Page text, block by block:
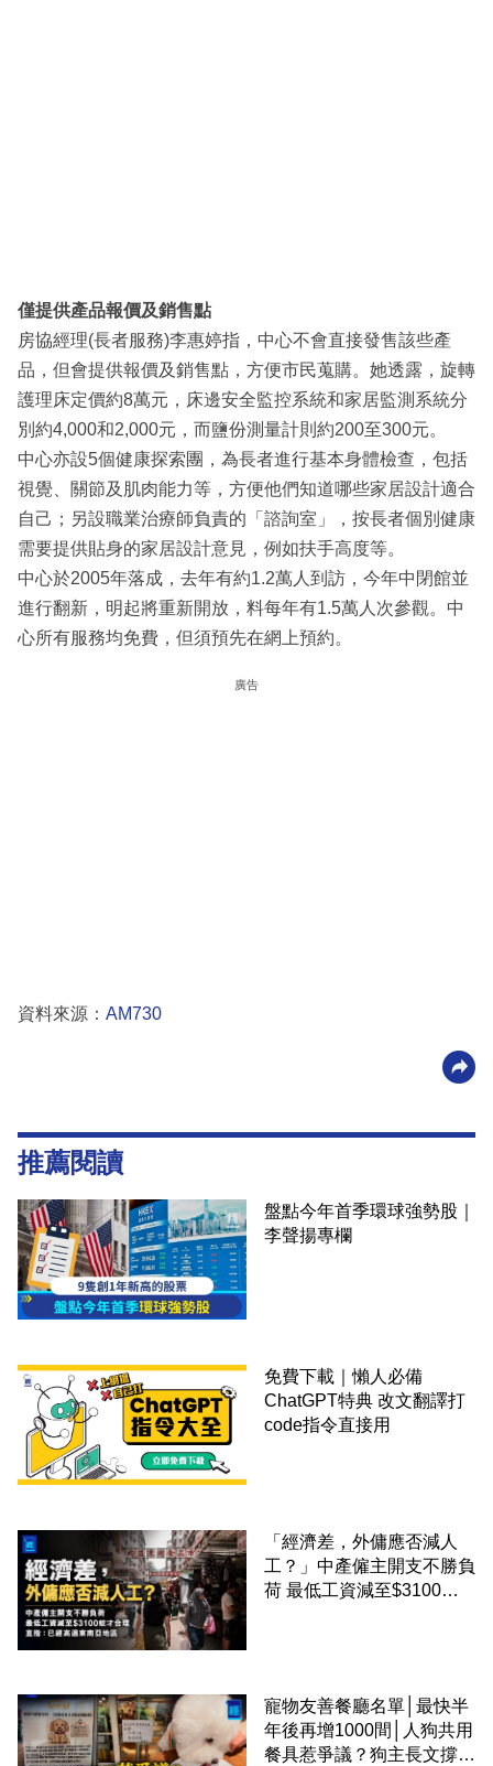
僅提供產品報價及銷售點
房協經理(長者服務)李惠婷指，中心不會直接發售該些產
品，但會提供報價及銷售點，方便市民蒐購。她透露，旋轉
護理床定價約8萬元，床邊安全監控系統和家居監測系統分
別約4,000和2,000元，而鹽份測量計則約200至300元。
中心亦設5個健康探索團，為長者進行基本身體檢查，包括
視覺、關節及肌肉能力等，方便他們知道哪些家居設計適合
自己；另設職業治療師負責的「諮詢室」，按長者個別健康
需要提供貼身的家居設計意見，例如扶手高度等。
中心於2005年落成，去年有約1.2萬人到訪，今年中閉館並
進行翻新，明起將重新開放，料每年有1.5萬人次參觀。中
心所有服務均免費，但須預先在網上預約。
廣告
資料來源： AM730
推薦閱讀
盤點今年首季環球強勢股｜
李聲揚專欄
免費下載｜懶人必備
ChatGPT特典 改文翻譯打
code指令直接用
「經濟差，外傭應否減人
工？」中產僱主開支不勝負
荷 最低工資減至$3100蚊
寵物友善餐廳名單│最快半
年後再增1000間│人狗共用
餐具惹爭議？狗主長文撐